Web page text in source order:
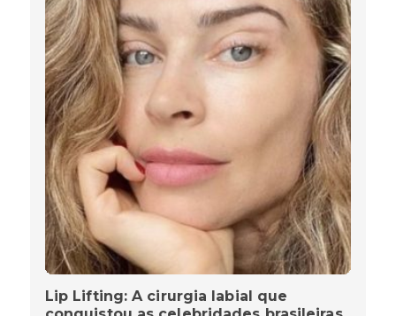
Lip Lifting: A cirurgia labial que